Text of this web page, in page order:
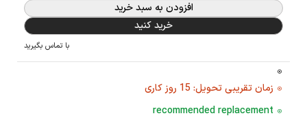
افزودن به سبد خرید
خرید کنید
با تماس بگیرید
زمان تقریبی تحویل: 15 روز کاری
recommended replacement